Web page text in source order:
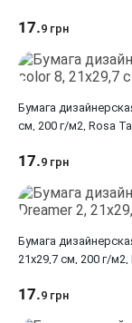
17.9 грн
Бумага
см, 200 г/м2, Rosa
17.9 грн
Бумага
21х29,7 см, 200 г/
17.9 грн